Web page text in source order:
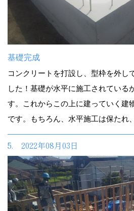
基礎完成
コンクリートを打設し、型枠を外し
した！基礎が水平に施工されている
す。これからこの上に建っていく建
です。もちろん、水平施工は保たれ
5. 2022年08月03日